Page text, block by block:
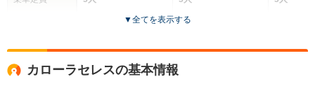
1.31m～1.32m
4ドア
▼全てを表示する
カローラセレスの基本情報